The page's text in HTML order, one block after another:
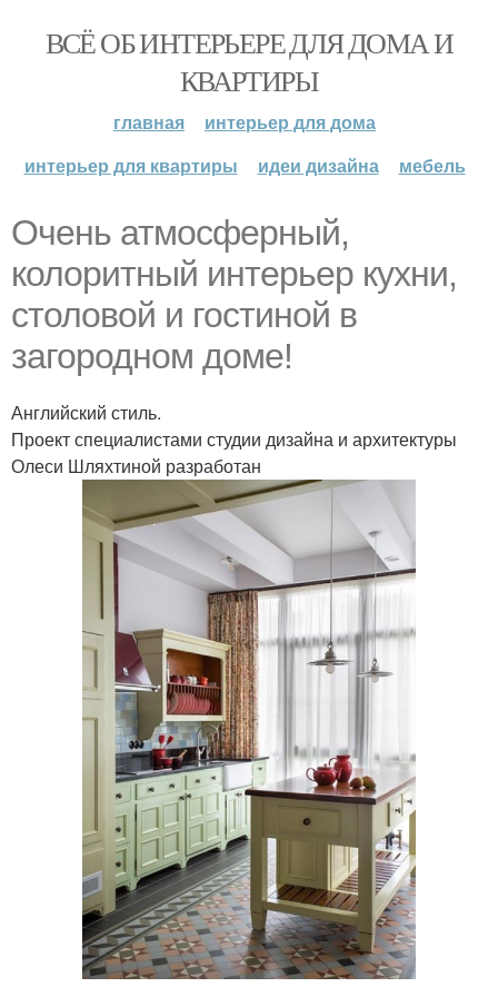
ВСЁ ОБ ИНТЕРЬЕРЕ ДЛЯ ДОМА И
КВАРТИРЫ
главная
интерьер для дома
интерьер для квартиры
идеи дизайна мебель
Очень атмосферный,
колоритный интерьер кухни,
столовой и гостиной в
загородном доме!
Английский стиль.
Проект специалистами студии дизайна и архитектуры
Олеси Шляхтиной разработан